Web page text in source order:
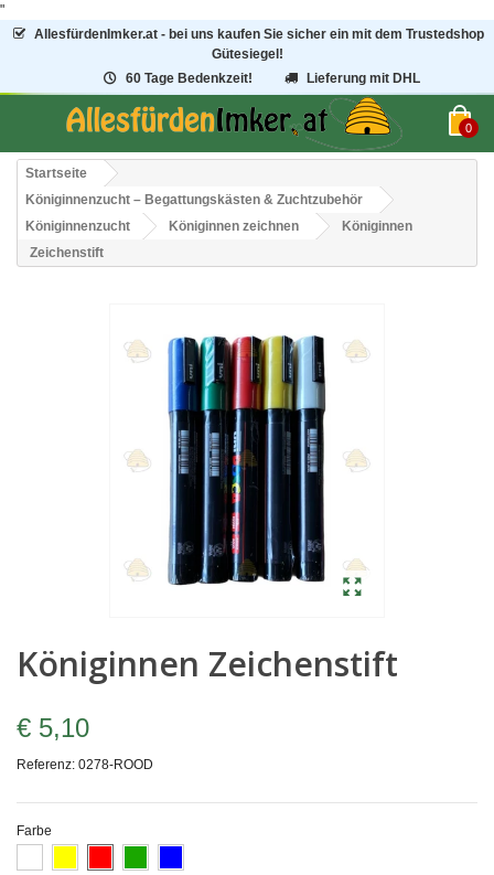
"
AllesfürdenImker.at - bei uns kaufen Sie sicher ein mit dem Trustedshop
Gütesiegel!
60 Tage Bedenkzeit!
Lieferung mit DHL
0
Startseite
Königinnenzucht – Begattungskästen & Zuchtzubehör
Königinnenzucht
Königinnen zeichnen
Königinnen
Zeichenstift
Königinnen Zeichenstift
€ 5,10
Referenz: 0278-ROOD
Farbe